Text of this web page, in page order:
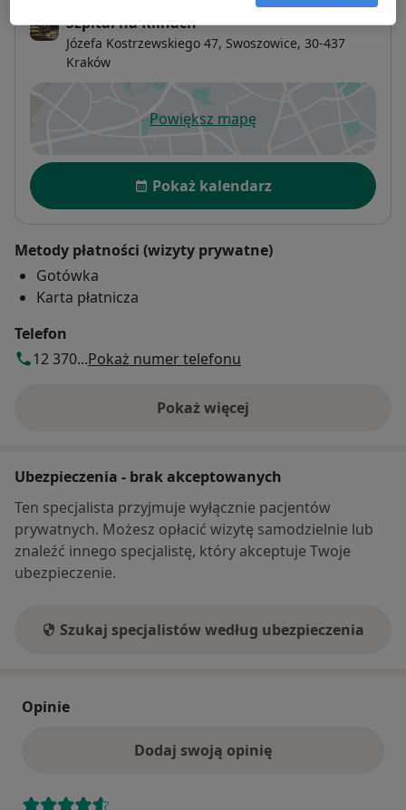
Szpital na Klinach
Józefa Kostrzewskiego 47, Swoszowice, 30-437
Kraków
Powiększ mapęotwiera się w nowej karcie
Dostępność
Pokaż kalendarz
Metody płatności (wizyty prywatne)
Gotówka
Karta płatnicza
Telefon
12 370...Pokaż numer telefonu
Pokaż więcej
o adresie
Ubezpieczenia - brak akceptowanych
Ten specjalista przyjmuje wyłącznie pacjentów
prywatnych. Możesz opłacić wizytę samodzielnie lub
znaleźć innego specjalistę, który akceptuje Twoje
ubezpieczenie.
Szukaj specjalistów według ubezpieczenia
Opinie
Dodaj swoją opinię